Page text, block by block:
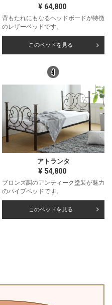
¥ 64,800
背もたれにもなるヘッドボードが特徴
のレザーベッドです。
このベッドを見る
アトランタ
¥ 54,800
ブロンズ調のアンティーク塗装が魅力
のパイプベッドです。
このベッドを見る